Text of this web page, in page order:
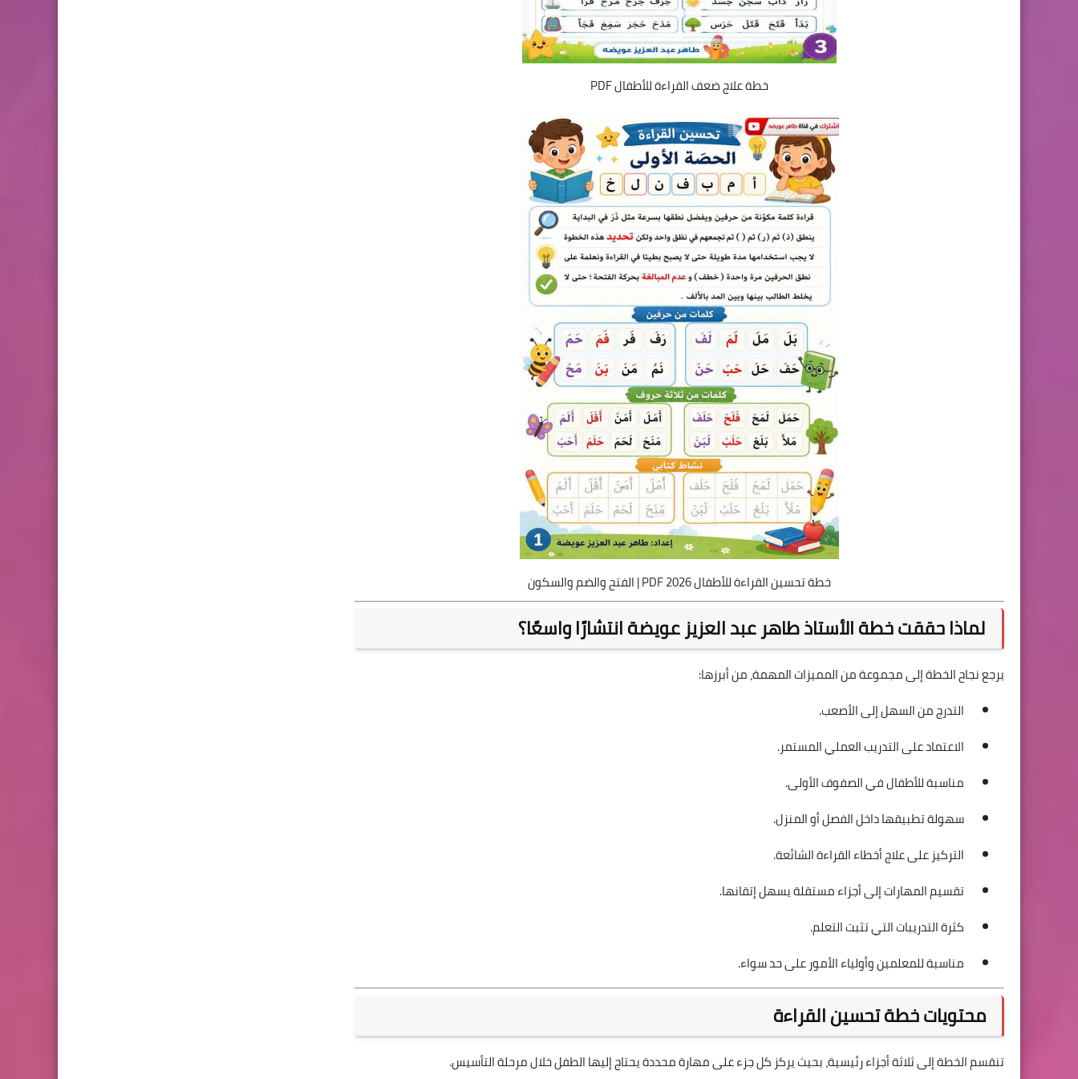
خطة علاج ضعف القراءة للأطفال PDF
خطة تحسين القراءة للأطفال 2026 PDF | الفتح والضم والسكون
لماذا حققت خطة الأستاذ طاهر عبد العزيز عويضة انتشارًا واسعًا؟
يرجع نجاح الخطة إلى مجموعة من المميزات المهمة، من أبرزها:
التدرج من السهل إلى الأصعب.
الاعتماد على التدريب العملي المستمر.
مناسبة للأطفال في الصفوف الأولى.
سهولة تطبيقها داخل الفصل أو المنزل.
التركيز على علاج أخطاء القراءة الشائعة.
تقسيم المهارات إلى أجزاء مستقلة يسهل إتقانها.
كثرة التدريبات التي تثبت التعلم.
مناسبة للمعلمين وأولياء الأمور على حد سواء.
محتويات خطة تحسين القراءة
تنقسم الخطة إلى ثلاثة أجزاء رئيسية، بحيث يركز كل جزء على مهارة محددة يحتاج إليها الطفل خلال مرحلة التأسيس.